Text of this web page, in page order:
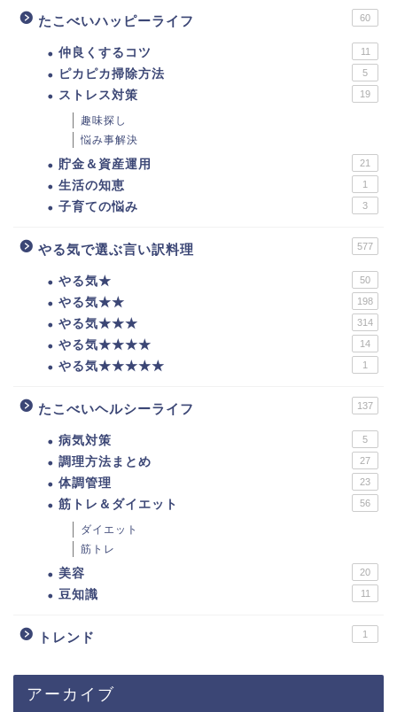
たこべいハッピーライフ 60
仲良くするコツ 11
ピカピカ掃除方法 5
ストレス対策 19
趣味探し
悩み事解決
貯金＆資産運用 21
生活の知恵 1
子育ての悩み 3
やる気で選ぶ言い訳料理 577
やる気★ 50
やる気★★ 198
やる気★★★ 314
やる気★★★★ 14
やる気★★★★★ 1
たこべいヘルシーライフ 137
病気対策 5
調理方法まとめ 27
体調管理 23
筋トレ＆ダイエット 56
ダイエット
筋トレ
美容 20
豆知識 11
トレンド 1
アーカイブ